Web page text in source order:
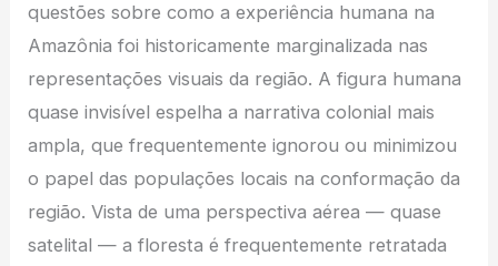
questões sobre como a experiência humana na
Amazônia foi historicamente marginalizada nas
representações visuais da região. A figura humana
quase invisível espelha a narrativa colonial mais
ampla, que frequentemente ignorou ou minimizou
o papel das populações locais na conformação da
região. Vista de uma perspectiva aérea — quase
satelital — a floresta é frequentemente retratada